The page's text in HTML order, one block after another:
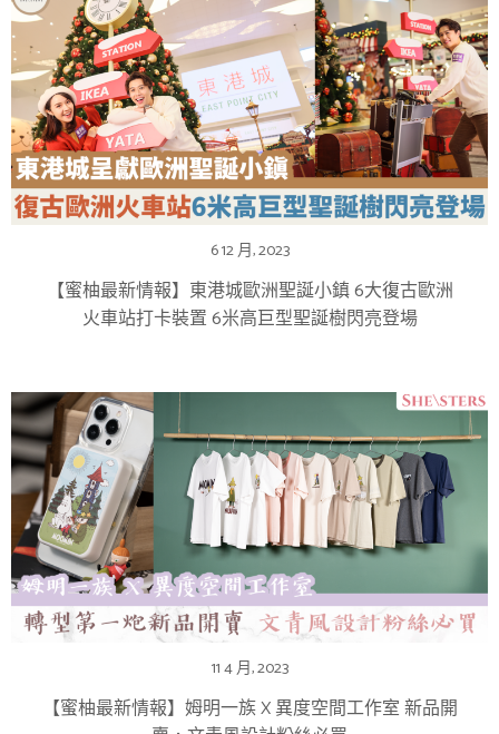
6 12 月, 2023
【蜜柚最新情報】東港城歐洲聖誕小鎮 6大復古歐洲
火車站打卡裝置 6米高巨型聖誕樹閃亮登場
11 4 月, 2023
【蜜柚最新情報】姆明一族 X 異度空間工作室 新品開